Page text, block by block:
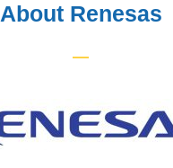
About Renesas